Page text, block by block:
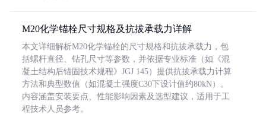
M20化学锚栓尺寸规格及抗拔承载力详解
本文详细解析M20化学锚栓的尺寸规格和抗拔承载力，包
括螺杆直径、钻孔尺寸等参数，并依据专业标准（如《混
凝土结构后锚固技术规程》JGJ 145）提供抗拔承载力计算
方法和典型数值（如混凝土强度C30下设计值约80kN）。
内容涵盖安装要点、性能影响因素及选型建议，适用于工
程技术人员参考。